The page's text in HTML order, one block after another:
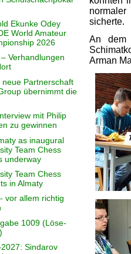
sicherte.
An dem
Arman
Ekunke Odey
World Amateur
2026
Verhandlungen
Partnerschaft
übernimmt die
mit Philip
zu gewinnen
as inaugural
Team Chess
underway
Team Chess
in Almaty
vor allem richtig
1009 (Löse-
Sindarov